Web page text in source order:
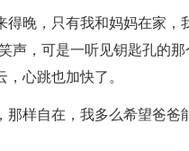
得晚，只有我和妈妈在家
声，可是一听见钥匙孔的
心跳也加快了。
样自在，我多么希望爸爸